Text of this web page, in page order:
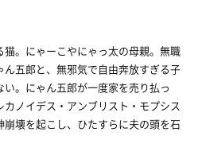
猫。にゃーこやにゃっ太の母親。無職
五郎と、無邪気で自由奔放すぎる子
。にゃん五郎が一度家を売り払っ
ノイデス・アンブリスト・モプシス
壊を起こし、ひたすらに夫の頭を石